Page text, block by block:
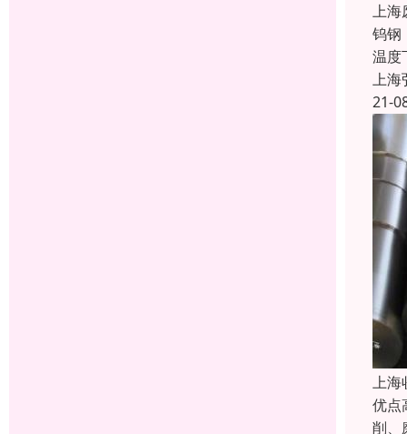
上海
钨钢
温度
上海
21-
上海
优点
削、